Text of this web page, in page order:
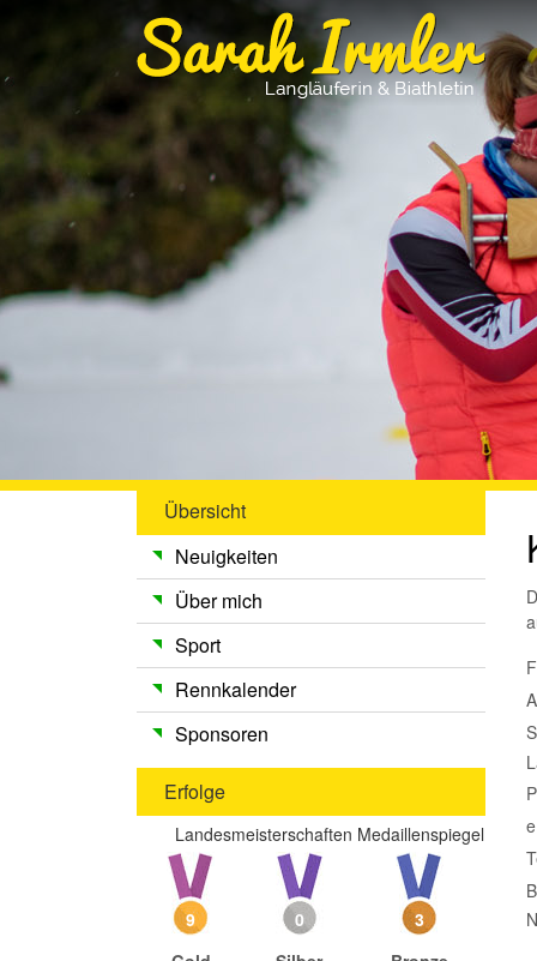
Übersicht
Neuigkeiten
Über mich
Sport
Rennkalender
Sponsoren
Erfolge
Landesmeisterschaften Medaillenspiegel
9
0
3